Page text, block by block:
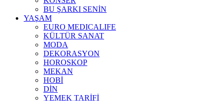
BU ŞARKI SENİN
YAŞAM
EURO MEDICALIFE
KÜLTÜR SANAT
MODA
DEKORASYON
HOROSKOP
MEKAN
HOBİ
DİN
YEMEK TARİFİ